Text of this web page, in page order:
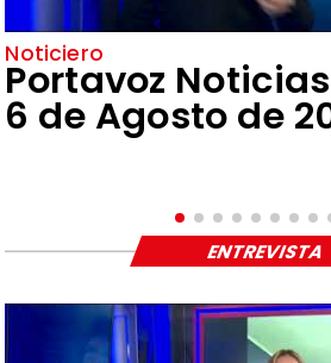
Noticiero
Portavoz
6 de Agosto de
ENTREVISTA